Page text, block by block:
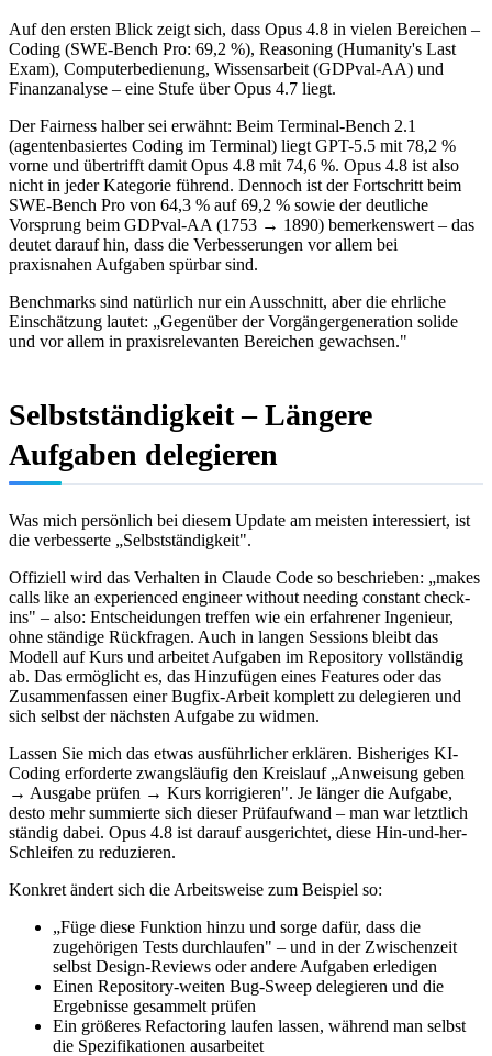
Auf den ersten Blick zeigt sich, dass Opus 4.8 in vielen Bereichen –
Coding (SWE-Bench Pro: 69,2 %), Reasoning (Humanity's Last
Exam), Computerbedienung, Wissensarbeit (GDPval-AA) und
Finanzanalyse – eine Stufe über Opus 4.7 liegt.
Der Fairness halber sei erwähnt: Beim Terminal-Bench 2.1
(agentenbasiertes Coding im Terminal) liegt GPT-5.5 mit 78,2 %
vorne und übertrifft damit Opus 4.8 mit 74,6 %. Opus 4.8 ist also
nicht in jeder Kategorie führend. Dennoch ist der Fortschritt beim
SWE-Bench Pro von 64,3 % auf 69,2 % sowie der deutliche
Vorsprung beim GDPval-AA (1753 → 1890) bemerkenswert – das
deutet darauf hin, dass die Verbesserungen vor allem bei
praxisnahen Aufgaben spürbar sind.
Benchmarks sind natürlich nur ein Ausschnitt, aber die ehrliche
Einschätzung lautet: „Gegenüber der Vorgängergeneration solide
und vor allem in praxisrelevanten Bereichen gewachsen."
Selbstständigkeit – Längere
Aufgaben delegieren
Was mich persönlich bei diesem Update am meisten interessiert, ist
die verbesserte „Selbstständigkeit".
Offiziell wird das Verhalten in Claude Code so beschrieben: „makes
calls like an experienced engineer without needing constant check-
ins" – also: Entscheidungen treffen wie ein erfahrener Ingenieur,
ohne ständige Rückfragen. Auch in langen Sessions bleibt das
Modell auf Kurs und arbeitet Aufgaben im Repository vollständig
ab. Das ermöglicht es, das Hinzufügen eines Features oder das
Zusammenfassen einer Bugfix-Arbeit komplett zu delegieren und
sich selbst der nächsten Aufgabe zu widmen.
Lassen Sie mich das etwas ausführlicher erklären. Bisheriges KI-
Coding erforderte zwangsläufig den Kreislauf „Anweisung geben
→ Ausgabe prüfen → Kurs korrigieren". Je länger die Aufgabe,
desto mehr summierte sich dieser Prüfaufwand – man war letztlich
ständig dabei. Opus 4.8 ist darauf ausgerichtet, diese Hin-und-her-
Schleifen zu reduzieren.
Konkret ändert sich die Arbeitsweise zum Beispiel so:
„Füge diese Funktion hinzu und sorge dafür, dass die
zugehörigen Tests durchlaufen" – und in der Zwischenzeit
selbst Design-Reviews oder andere Aufgaben erledigen
Einen Repository-weiten Bug-Sweep delegieren und die
Ergebnisse gesammelt prüfen
Ein größeres Refactoring laufen lassen, während man selbst
die Spezifikationen ausarbeitet